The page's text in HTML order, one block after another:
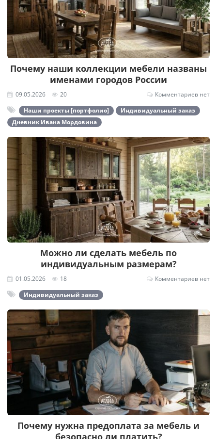
Почему наши коллекции мебели названы
именами городов России
09.05.2026 20
Комментариев нет
Наши проекты [портфолио]
Индивидуальный заказ
Дневник Ивана Мордовина
Можно ли сделать мебель по
индивидуальным размерам?
01.05.2026 18
Комментариев нет
Индивидуальный заказ
Почему нужна предоплата за мебель и
безопасно ли платить?